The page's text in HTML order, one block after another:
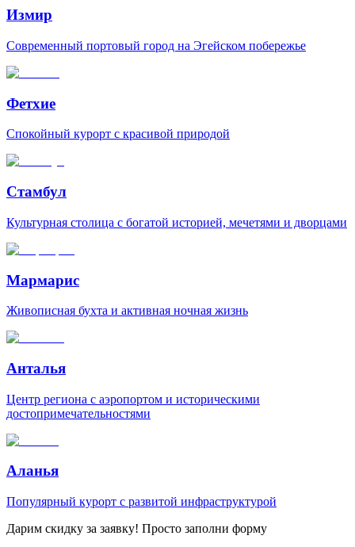
Измир
Современный портовый город на Эгейском побережье
Фетхие
Спокойный курорт с красивой природой
Стамбул
Культурная столица с богатой историей, мечетями и дворцами
Мармарис
Живописная бухта и активная ночная жизнь
Анталья
Центр региона с аэропортом и историческими
достопримечательностями
Аланья
Популярный курорт с развитой инфраструктурой
Дарим скидку за заявку! Просто заполни форму